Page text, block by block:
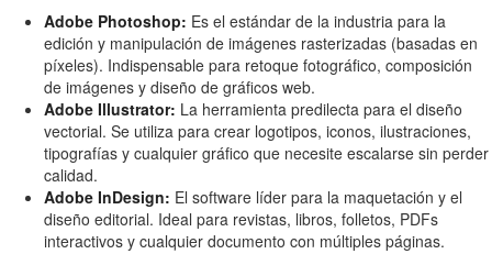
Adobe Photoshop: Es el estándar de la industria para la
edición y manipulación de imágenes rasterizadas (basadas en
píxeles). Indispensable para retoque fotográfico, composición
de imágenes y diseño de gráficos web.
Adobe Illustrator: La herramienta predilecta para el diseño
vectorial. Se utiliza para crear logotipos, iconos, ilustraciones,
tipografías y cualquier gráfico que necesite escalarse sin perder
calidad.
Adobe InDesign: El software líder para la maquetación y el
diseño editorial. Ideal para revistas, libros, folletos, PDFs
interactivos y cualquier documento con múltiples páginas.